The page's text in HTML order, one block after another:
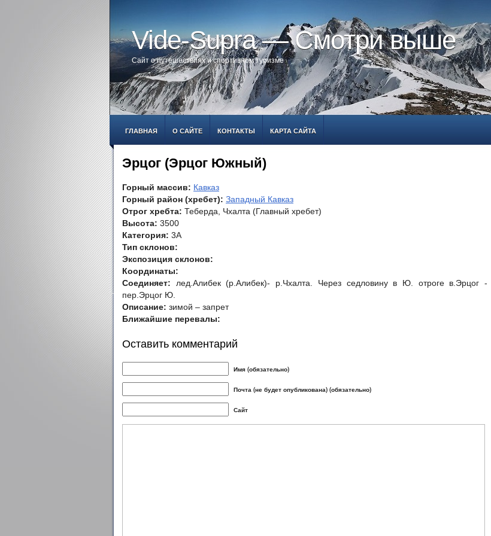
Vide-Supra — Смотри выше
Сайт о путешествиях и спортивном туризме
ГЛАВНАЯ О САЙТЕ КОНТАКТЫ КАРТА САЙТА
Эрцог (Эрцог Южный)
Горный массив: Кавказ
Горный район (хребет): Западный Кавказ
Отрог хребта: Теберда, Чхалта (Главный хребет)
Высота: 3500
Категория: 3А
Тип склонов:
Экспозиция склонов:
Координаты:
Соединяет: лед.Алибек (р.Алибек)- р.Чхалта. Через седловину в Ю. отроге в.Эрцог -
пер.Эрцог Ю.
Описание: зимой – запрет
Ближайшие перевалы:
Оставить комментарий
Имя (обязательно)
Почта (не будет опубликована) (обязательно)
Сайт